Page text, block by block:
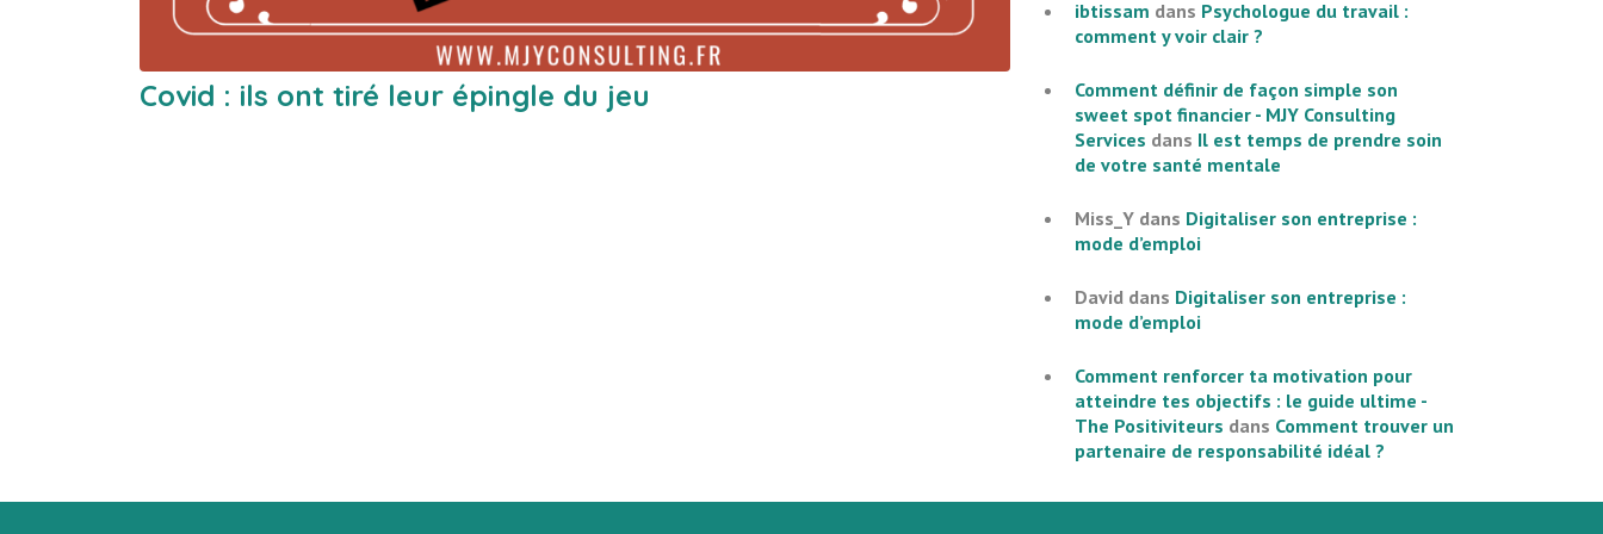
Covid : ils ont tiré leur épingle du jeu
ibtissam dans Psychologue du travail :
comment y voir clair ?
Comment définir de façon simple son
sweet spot financier - MJY Consulting
Services dans Il est temps de prendre soin
de votre santé mentale
Miss_Y dans Digitaliser son entreprise :
mode d’emploi
David dans Digitaliser son entreprise :
mode d’emploi
Comment renforcer ta motivation pour
atteindre tes objectifs : le guide ultime -
The Positiviteurs dans Comment trouver un
partenaire de responsabilité idéal ?